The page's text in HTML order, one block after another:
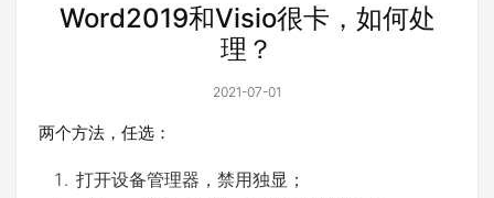
Word2019和Visio很卡，如何处
理？
2021-07-01
两个方法，任选：
打开设备管理器，禁用独显；